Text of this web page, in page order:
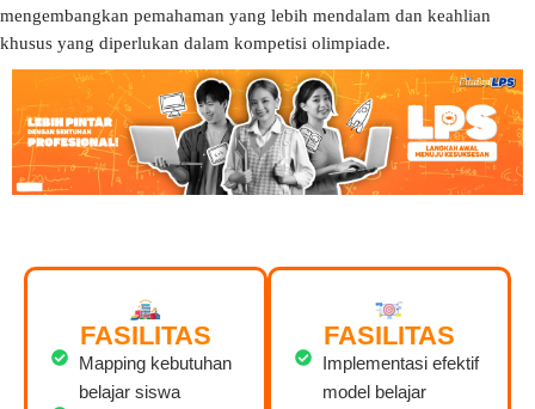
mengembangkan pemahaman yang lebih mendalam dan keahlian
khusus yang diperlukan dalam kompetisi olimpiade.
FASILITAS
Mapping kebutuhan
belajar siswa
FASILITAS
Implementasi efektif
model belajar